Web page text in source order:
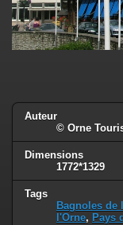
Auteur
© Orne
Dimensions
1772*1329
Tags
Bagnoles de
l'Orne, Pays